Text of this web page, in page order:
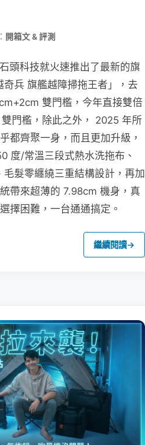
開箱文 & 評測
頭科技就火速推出了最新的旗
兵 旗艦越障掃拖王者」，去
雙門檻，今年直接雙倍
門檻，除此之外， 2025 年所
都齊聚一身，而且更加升級，
度/常溫三段式熱水洗拖布、
髮零纏繞三重結構設計，再加
帶來超薄的 7.98cm 機身，真
擇困難，一台通通搞定。
繼續閱讀→